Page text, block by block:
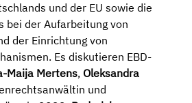
und der EU sowie die
bei der Aufarbeitung von
der Einrichtung von
Es diskutieren EBD-
Maija Mertens, Oleksandra
und